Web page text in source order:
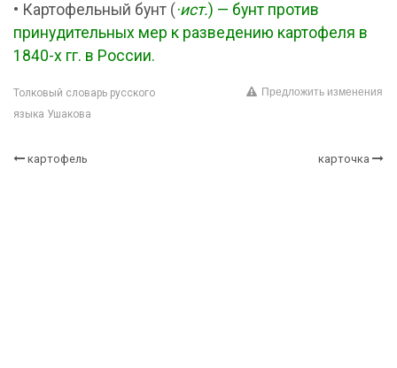
• Картофельный бунт ( ·ист.) — бунт против
принудительных мер к разведению картофеля в
1840-х гг. в России.
Толковый словарь русского
языка Ушакова
Предложить изменения
картофель карточка